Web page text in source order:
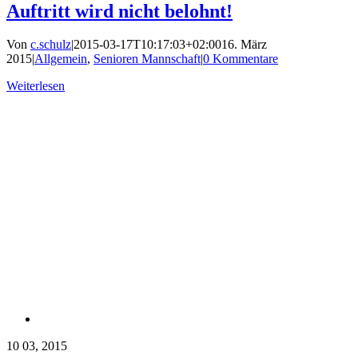
Auftritt wird nicht belohnt!
Von c.schulz|2015-03-17T10:17:03+02:0016. März
2015|Allgemein, Senioren Mannschaft|0 Kommentare
Weiterlesen
10 03, 2015